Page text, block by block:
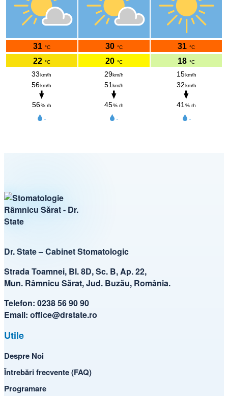
Dr. State – Cabinet Stomatologic
Strada Toamnei, Bl. 8D, Sc. B, Ap. 22,
Mun. Râmnicu Sărat, Jud. Buzău, România.
Telefon: 0238 56 90 90
Email: office@drstate.ro
Utile
Despre Noi
Întrebări frecvente (FAQ)
Programare